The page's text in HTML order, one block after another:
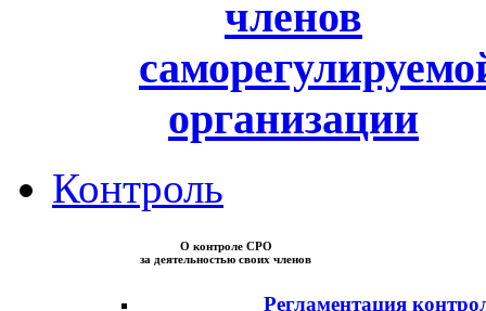
членов
организации
Контроль
О контроле СРО
за деятельностью своих членов
Регламентация